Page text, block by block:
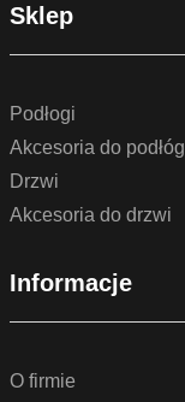
Sklep
Podłogi
Akcesoria do podłóg
Drzwi
Akcesoria do drzwi
Informacje
O firmie